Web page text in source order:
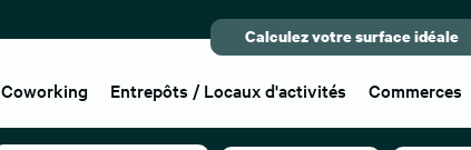
Calculez votre surface idéale
Coworking Entrepôts / Locaux d'activités Commerces